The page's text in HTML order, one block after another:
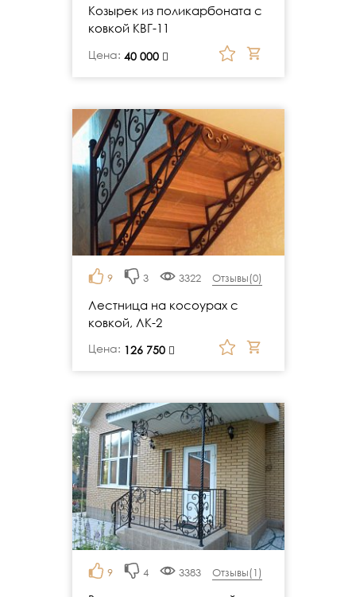
Козырек из поликарбоната с
ковкой КВГ-11
Цена: 40 000
руб.
9 3 3322 Отзывы(0)
Лестница на косоурах с
ковкой, ЛК-2
Цена: 126 750
руб.
9 4 3383 Отзывы(1)